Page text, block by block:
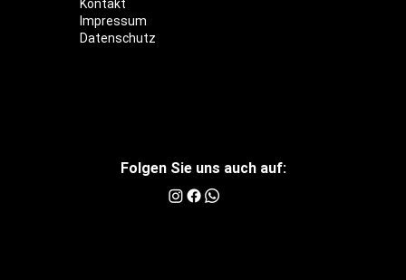
Kontakt
Impressum
Datenschutz
Folgen Sie uns auch auf: